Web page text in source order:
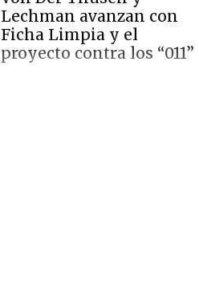
Lechman avanzan con
Ficha Limpia y el
proyecto contra los “011”